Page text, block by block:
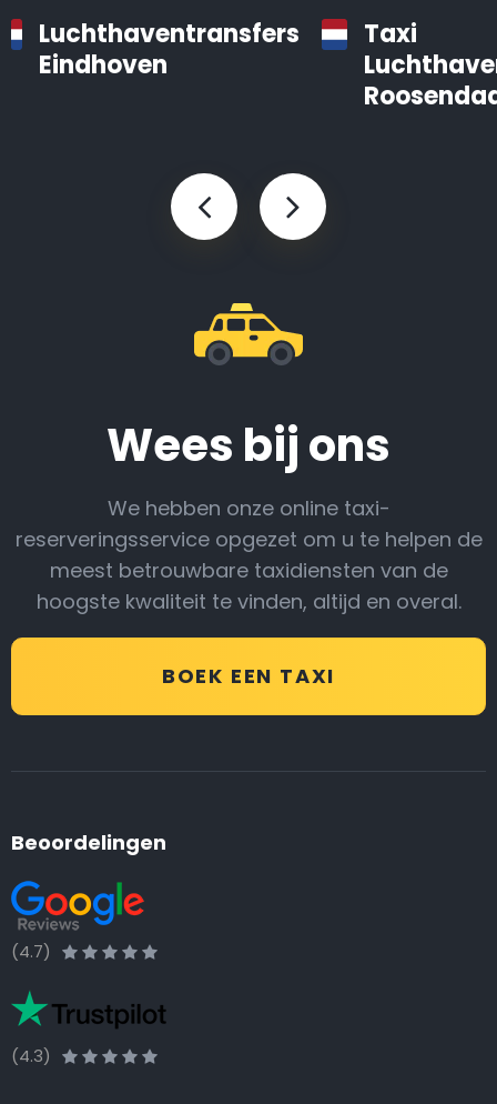
Luchthaventransfers
Eindhoven
Taxi
Wees bij ons
We hebben onze online taxi-
reserveringsservice opgezet om u te helpen de
meest betrouwbare taxidiensten van de
hoogste kwaliteit te vinden, altijd en overal.
BOEK EEN TAXI
Beoordelingen
(4.7)
(4.3)